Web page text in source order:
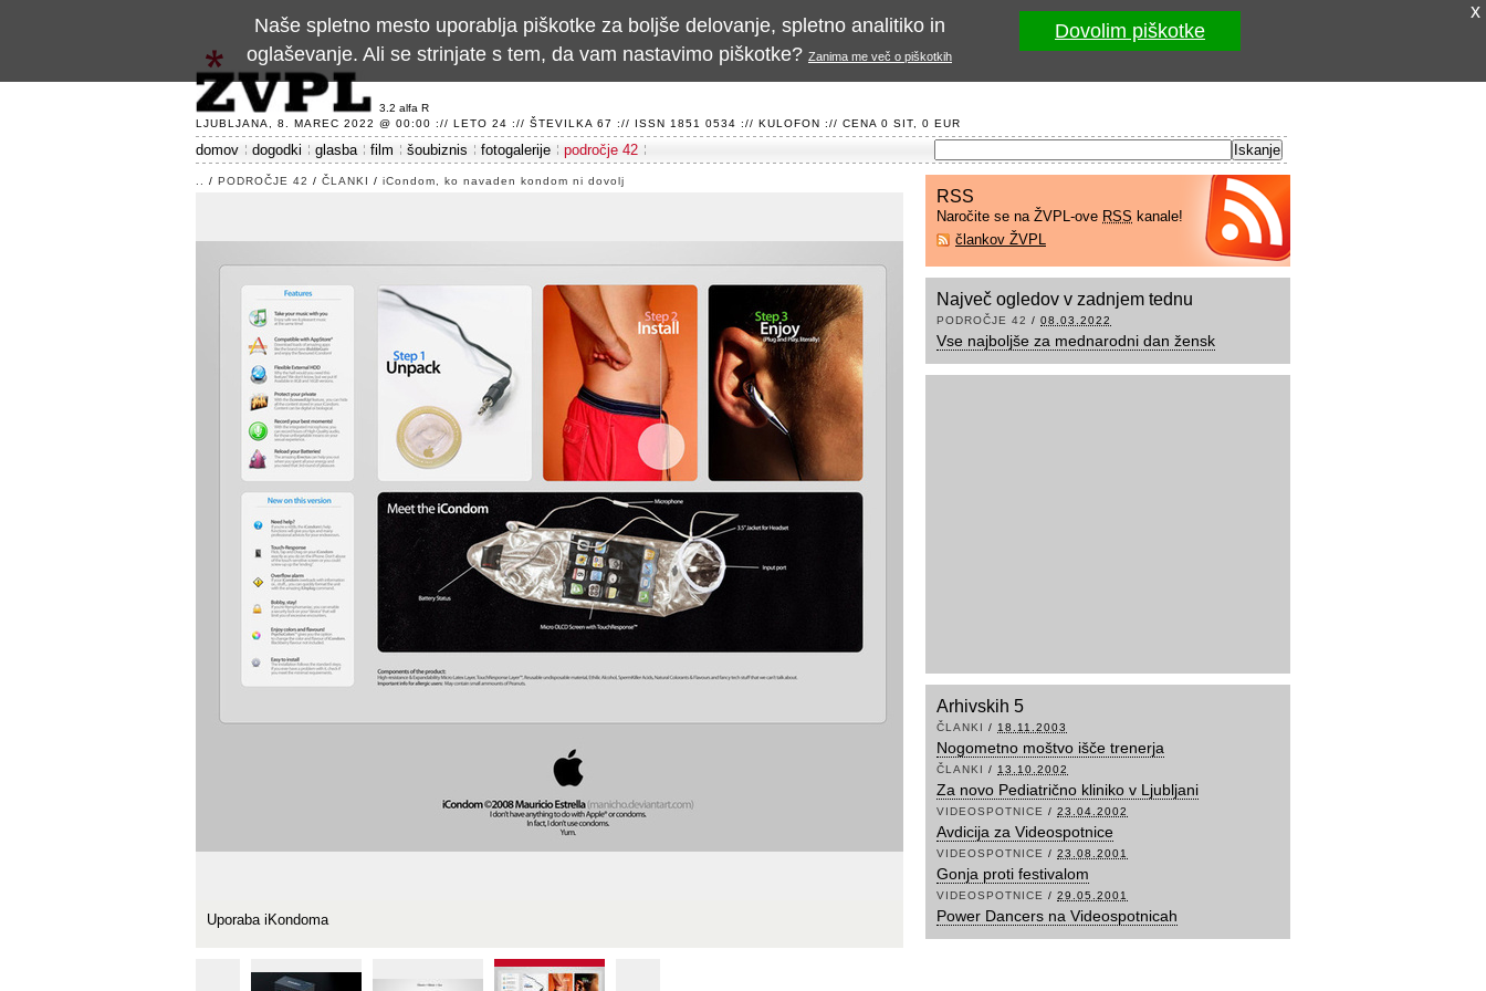
3.2 alfa R
LJUBLJANA, 8. MAREC 2022 @ 00:00 :// LETO 24 :// ŠTEVILKA 67 :// ISSN 1851 0534 :// KULOFON :// CENA 0 SIT, 0 EUR
domov dogodki glasba film šoubiznis fotogalerije področje 42
/ PODROČJE 42 / ČLANKI / iCondom, ko navaden kondom ni dovolj
Uporaba iKondoma
RSS
Naročite se na ŽVPL-ove RSS kanale!
člankov ŽVPL
Največ ogledov v zadnjem tednu
PODROČJE 42 / 08.03.2022
Vse najboljše za mednarodni dan žensk
Arhivskih 5
ČLANKI / 18.11.2003
Nogometno moštvo išče trenerja
ČLANKI / 13.10.2002
Za novo Pediatrično kliniko v Ljubljani
VIDEOSPOTNICE / 23.04.2002
Avdicija za Videospotnice
VIDEOSPOTNICE / 23.08.2001
Gonja proti festivalom
VIDEOSPOTNICE / 29.05.2001
Power Dancers na Videospotnicah
x
Naše spletno mesto uporablja piškotke za boljše delovanje, spletno analitiko in
oglaševanje. Ali se strinjate s tem, da vam nastavimo piškotke? Zanima me več o piškotkih
Dovolim piškotke